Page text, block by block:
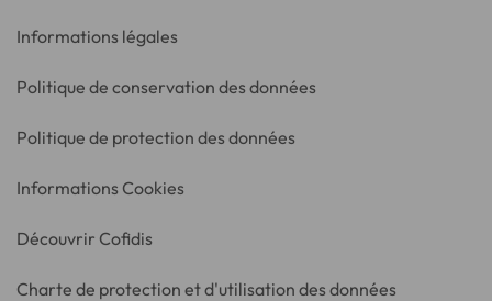
Informations légales
Politique de conservation des données
Politique de protection des données
Informations Cookies
Découvrir Cofidis
Charte de protection et d'utilisation des données